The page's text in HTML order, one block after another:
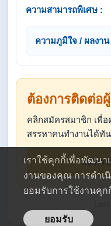
ความสามารถพิเศษ :
ความภูมิใจ / ผลงา
ต้องการติดต่อ
คลิกสมัครสมาชิก เพื่
สรรหาคนทำงานได้ทั
สมัคร
เราใช้คุกกี้เพื่อพัฒนา
งานของคุณ การดำเ
ยอมรับการใช้งานคุก